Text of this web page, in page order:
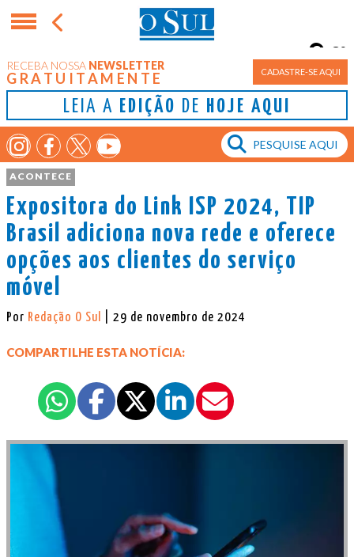
RECEBA NOSSA NEWSLETTER
GRATUITAMENTE CADASTRE-SE AQUI
LEIA A EDIÇÃO DE HOJE AQUI
Porto Alegre
8°
ACONTECE
Expositora do Link ISP 2024, TIP
Brasil adiciona nova rede e oferece
opções aos clientes do serviço
móvel
Por Redação O Sul | 29 de novembro de 2024
COMPARTILHE ESTA NOTÍCIA: